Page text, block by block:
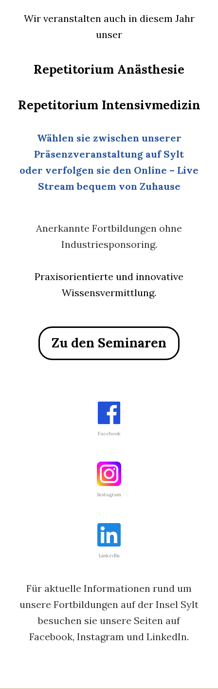
Wir veranstalten auch in diesem Jahr
unser
Repetitorium Anästhesie
Repetitorium Intensivmedizin
Wählen sie zwischen unserer
Präsenzveranstaltung auf Sylt
oder verfolgen sie den Online – Live
Stream bequem von Zuhause
Anerkannte Fortbildungen ohne
Industriesponsoring.
Praxisorientierte und innovative
Wissensvermittlung.
Zu den Seminaren
Facebook
Instagram
LinkedIn
Für aktuelle Informationen rund um
unsere Fortbildungen auf der Insel Sylt
besuchen sie unsere Seiten auf
Facebook, Instagram und LinkedIn.